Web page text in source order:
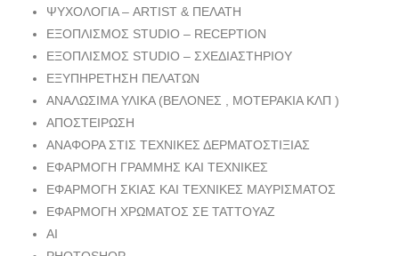
ΨΥΧΟΛΟΓΙΑ – ARTIST & ΠΕΛΑΤΗ
ΕΞΟΠΛΙΣΜΟΣ STUDIO – RECEPTION
ΕΞΟΠΛΙΣΜΟΣ STUDIO – ΣΧΕΔΙΑΣΤΗΡΙΟΥ
ΕΞΥΠΗΡΕΤΗΣΗ ΠΕΛΑΤΩΝ
ΑΝΑΛΩΣΙΜΑ ΥΛΙΚΑ (ΒΕΛΟΝΕΣ , ΜΟΤΕΡΑΚΙΑ ΚΛΠ )
ΑΠΟΣΤΕΙΡΩΣΗ
ΑΝΑΦΟΡΑ ΣΤΙΣ ΤΕΧΝΙΚΕΣ ΔΕΡΜΑΤΟΣΤΙΞΙΑΣ
ΕΦΑΡΜΟΓΗ ΓΡΑΜΜΗΣ ΚΑΙ ΤΕΧΝΙΚΕΣ
ΕΦΑΡΜΟΓΗ ΣΚΙΑΣ ΚΑΙ ΤΕΧΝΙΚΕΣ ΜΑΥΡΙΣΜΑΤΟΣ
ΕΦΑΡΜΟΓΗ ΧΡΩΜΑΤΟΣ ΣΕ ΤΑΤΤΟΥΑΖ
AI